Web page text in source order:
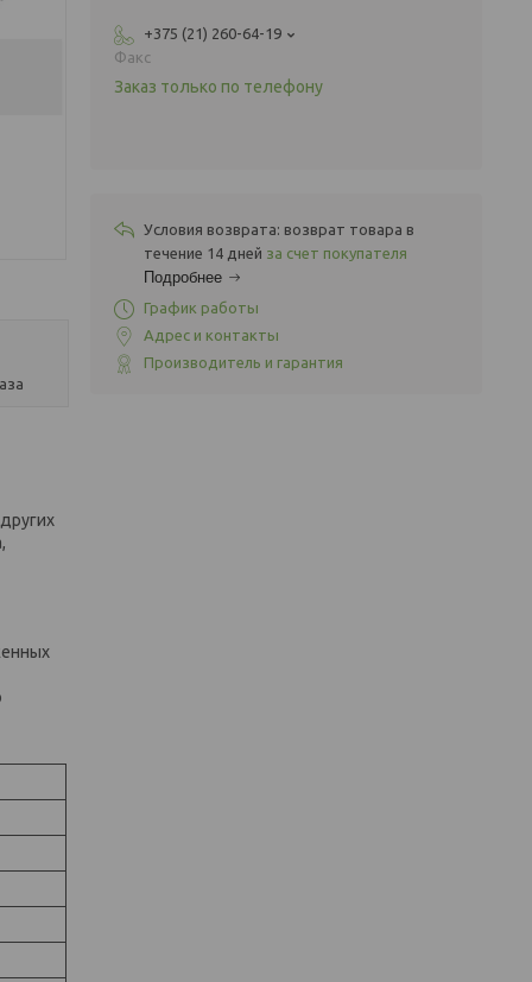
+375 (21) 260-64-19
Факс
Заказ только по телефону
возврат товара в
течение 14 дней за счет покупателя
Подробнее
График работы
Адрес и контакты
Производитель и гарантия